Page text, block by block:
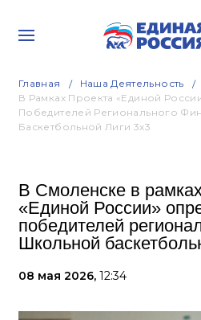
Главная Наша Деятельность
В Рамках Проекта «Единой
Победителей Регионального
Баскетбольной Лиги 3х3
В Смоленске в
«Единой России»
победителей
Школьной
08 мая 2026, 12:34